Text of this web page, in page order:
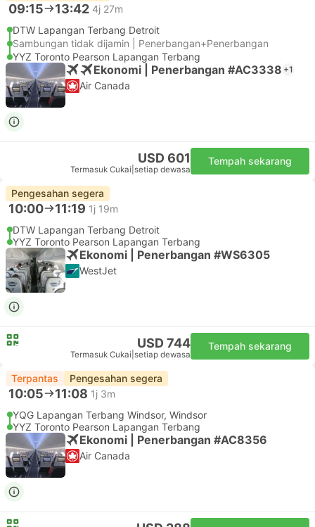
09:15 13:42 4j 27m
DTW Lapangan Terbang Detroit
Sambungan tidak dijamin | Penerbangan+Penerbangan
YYZ Toronto Pearson Lapangan Terbang
Ekonomi | Penerbangan #AC3338 +1
Air Canada
USD 601
Termasuk Cukai setiap dewasa
Tempah sekarang
Pengesahan segera
10:00 11:19 1j 19m
DTW Lapangan Terbang Detroit
YYZ Toronto Pearson Lapangan Terbang
Ekonomi | Penerbangan #WS6305
WestJet
USD 744
Termasuk Cukai setiap dewasa
Tempah sekarang
Terpantas Pengesahan segera
10:05 11:08 1j 3m
YQG Lapangan Terbang Windsor, Windsor
YYZ Toronto Pearson Lapangan Terbang
Ekonomi | Penerbangan #AC8356
Air Canada